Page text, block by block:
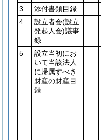
3
添付書類目録
4
設立者会(設立
発起人会)議事
録
5
設立当初にお
いて当該法人
に帰属すべき
財産の財産目
録